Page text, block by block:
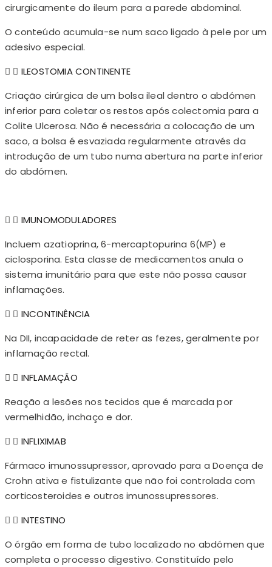
cirurgicamente do ileum para a parede abdominal.
O conteúdo acumula-se num saco ligado à pele por um
adesivo especial.
ILEOSTOMIA CONTINENTE
Criação cirúrgica de um bolsa ileal dentro o abdómen
inferior para coletar os restos após colectomia para a
Colite Ulcerosa. Não é necessária a colocação de um
saco, a bolsa é esvaziada regularmente através da
introdução de um tubo numa abertura na parte inferior
do abdómen.
IMUNOMODULADORES
Incluem azatioprina, 6-mercaptopurina 6(MP) e
ciclosporina. Esta classe de medicamentos anula o
sistema imunitário para que este não possa causar
inflamações.
INCONTINÊNCIA
Na DII, incapacidade de reter as fezes, geralmente por
inflamação rectal.
INFLAMAÇÃO
Reação a lesões nos tecidos que é marcada por
vermelhidão, inchaço e dor.
INFLIXIMAB
Fármaco imunossupressor, aprovado para a Doença de
Crohn ativa e fistulizante que não foi controlada com
corticosteroides e outros imunossupressores.
INTESTINO
O órgão em forma de tubo localizado no abdómen que
completa o processo digestivo. Constituído pelo